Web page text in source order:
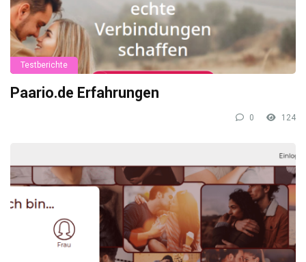
Testberichte
Paario.de Erfahrungen
0 124